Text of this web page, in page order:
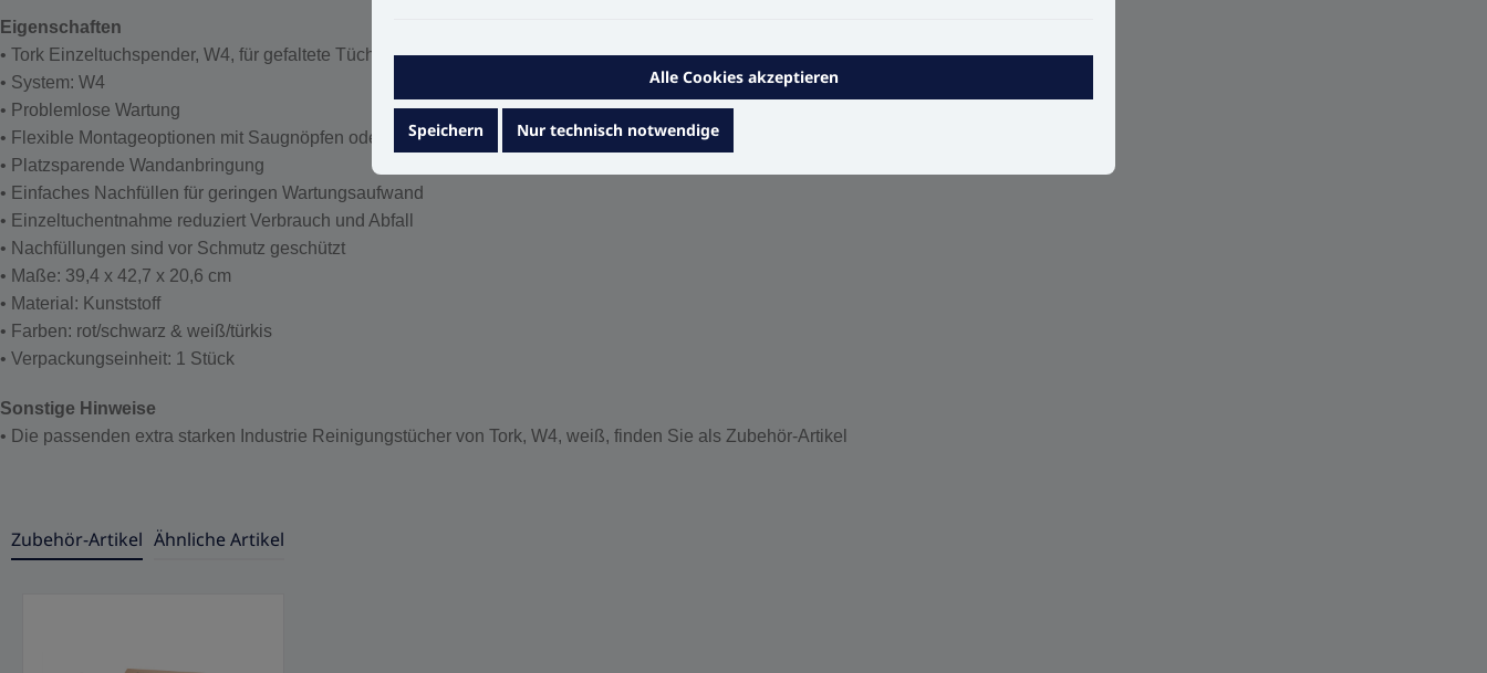
Eigenschaften
• Tork Einzeltuchspender, W4, für gefaltete Tücher
• System: W4
• Problemlose Wartung
• Flexible Montageoptionen mit Saugnöpfen oder Magneten für ein ansprechendes Aussehen
• Platzsparende Wandanbringung
• Einfaches Nachfüllen für geringen Wartungsaufwand
• Einzeltuchentnahme reduziert Verbrauch und Abfall
• Nachfüllungen sind vor Schmutz geschützt
• Maße: 39,4 x 42,7 x 20,6 cm
• Material: Kunststoff
• Farben: rot/schwarz & weiß/türkis
• Verpackungseinheit: 1 Stück
Sonstige Hinweise
• Die passenden extra starken Industrie Reinigungstücher von Tork, W4, weiß, finden Sie als Zubehör-Artikel
Zubehör-Artikel Ähnliche Artikel
Alle Cookies akzeptieren
Speichern Nur technisch notwendige